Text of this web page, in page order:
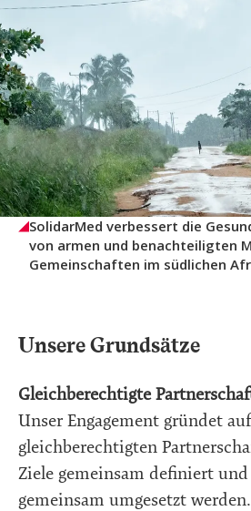
SolidarMed verbessert die
von armen und benachteiligten
Gemeinschaften im südlichen
Unsere Grundsätze
Gleichberechtigte
Unser Engagement gründet auf
gleichberechtigten
Ziele gemeinsam definiert und
gemeinsam umgesetzt werden.